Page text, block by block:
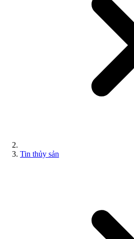
Tin thủy sản